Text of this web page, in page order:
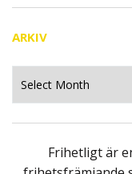
ARKIV
Frihetligt är